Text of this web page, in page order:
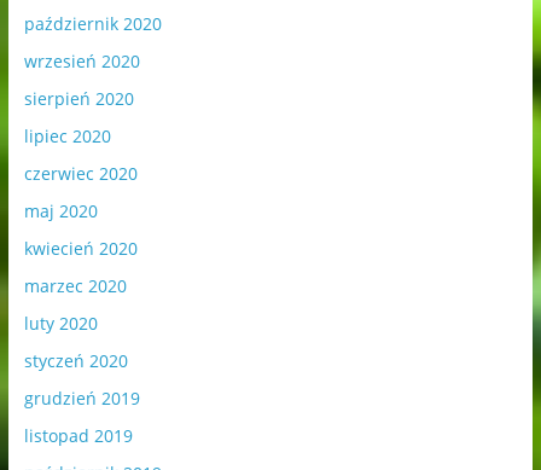
październik 2020
wrzesień 2020
sierpień 2020
lipiec 2020
czerwiec 2020
maj 2020
kwiecień 2020
marzec 2020
luty 2020
styczeń 2020
grudzień 2019
listopad 2019